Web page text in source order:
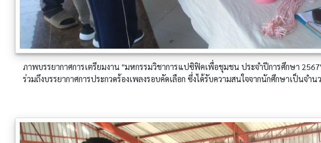
ภาพบรรยากาศการเตรียมงาน "มหกรรมวิชาการแปซิฟิคเพื่อชุมชน ประจำปีการศึกษา
ร่วมถึงบรรยากาศการประกวดร้องเพลงรอบคัดเลือก ซึ่งได้รับความสนใจจากนักศึกษาเป็นจำน